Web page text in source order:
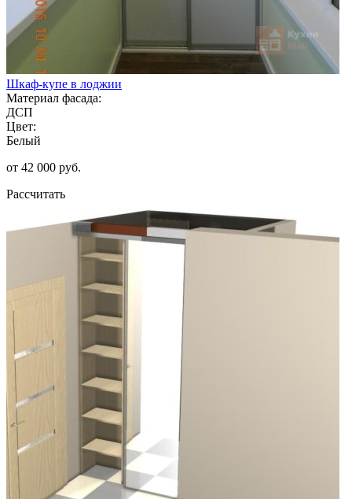
Шкаф-купе в лоджии
Материал фасада:
ДСП
Цвет:
Белый
от 42 000 руб.
Рассчитать